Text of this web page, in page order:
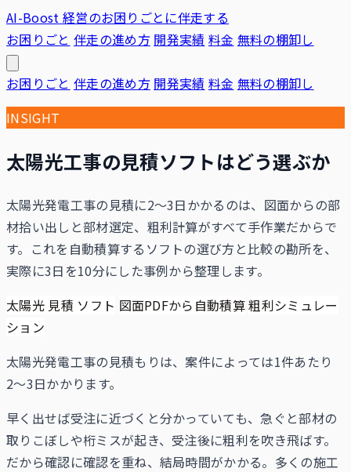
AI-Boost 経営のお困りごとに伴走する
お困りごと 伴走の進め方 開発実績 料金 無料の棚卸し
お困りごと 伴走の進め方 開発実績 料金 無料の棚卸し
INSIGHT
太陽光工事の見積ソフトはどう選ぶか
太陽光発電工事の見積に2〜3日かかるのは、図面からの部
材拾い出しと部材選定、粗利計算がすべて手作業だからで
す。これを自動積算するソフトの選び方と比較の勘所を、
実際に3日を10分にした事例から整理します。
太陽光 見積 ソフト 図面PDFから自動積算粗利シミュレー
ション
太陽光発電工事の見積もりは、案件によっては1件あたり
2〜3日かかります。
早く出せば受注に近づくと分かっていても、急ぐと部材の
取りこぼしや桁ミスが起き、受注後に粗利を吹き飛ばす。
だから確認に確認を重ね、結局時間がかかる。多くの施工